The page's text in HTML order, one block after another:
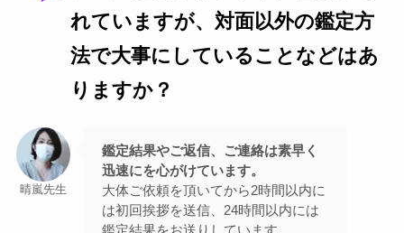
れていますが、対面以外の鑑定方
法で大事にしていることなどはあ
りますか？
晴嵐先生
鑑定結果やご返信、ご連絡は素早く
迅速にを心がけています。
大体ご依頼を頂いてから2時間以内に
は初回挨拶を送信、24時間以内には
鑑定結果をお送りしています。